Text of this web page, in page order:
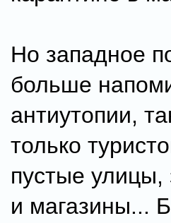
Но западное
больше
антиутопии,
только
пустые улицы,
и магазины...